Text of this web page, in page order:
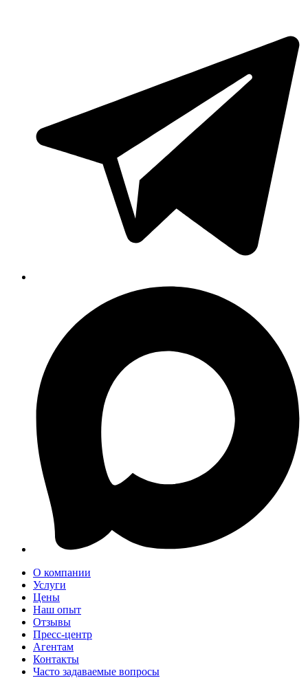
О компании
Услуги
Цены
Наш опыт
Отзывы
Пресс-центр
Агентам
Контакты
Часто задаваемые вопросы